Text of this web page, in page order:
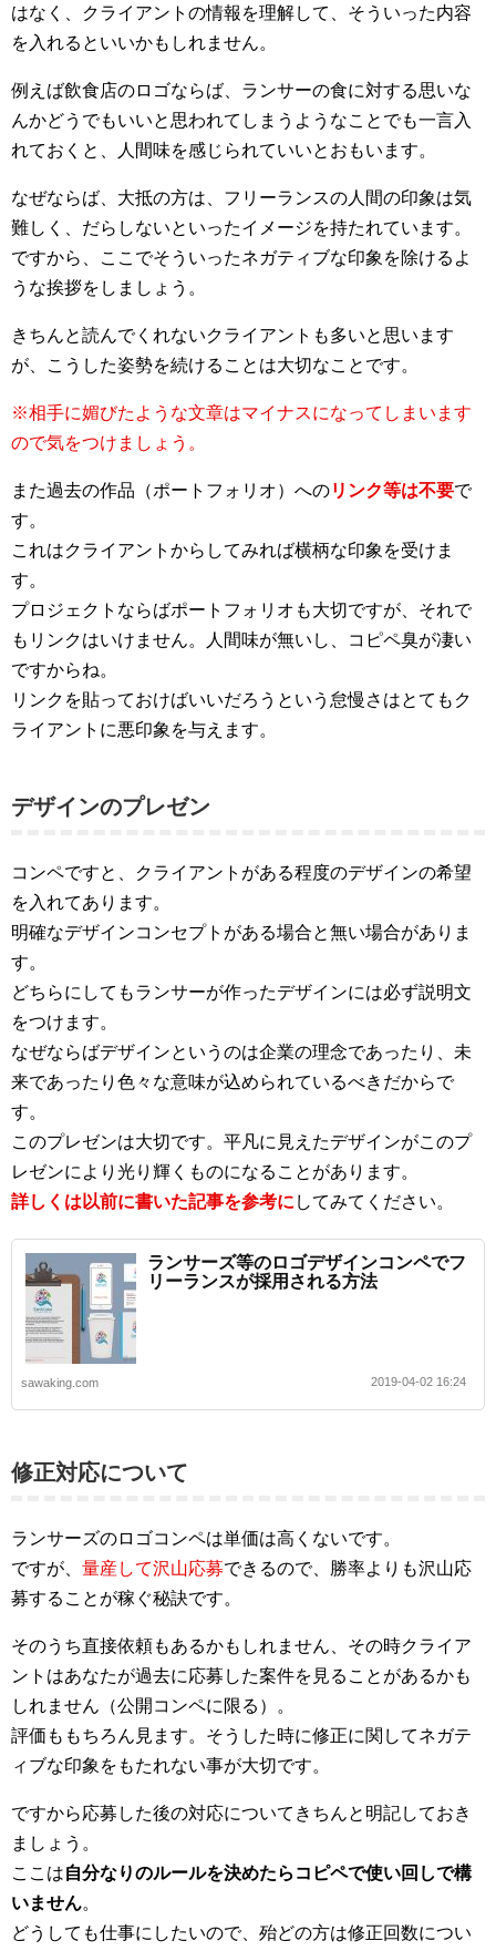
はなく、クライアントの情報を理解して、そういった内容
を入れるといいかもしれません。
例えば飲食店のロゴならば、ランサーの食に対する思いな
んかどうでもいいと思われてしまうようなことでも一言入
れておくと、人間味を感じられていいとおもいます。
なぜならば、大抵の方は、フリーランスの人間の印象は気
難しく、だらしないといったイメージを持たれています。
ですから、ここでそういったネガティブな印象を除けるよ
うな挨拶をしましょう。
きちんと読んでくれないクライアントも多いと思います
が、こうした姿勢を続けることは大切なことです。
※相手に媚びたような文章はマイナスになってしまいます
ので気をつけましょう。
また過去の作品（ポートフォリオ）へのリンク等は不要で
す。
これはクライアントからしてみれば横柄な印象を受けま
す。
プロジェクトならばポートフォリオも大切ですが、それで
もリンクはいけません。人間味が無いし、コピペ臭が凄い
ですからね。
リンクを貼っておけばいいだろうという怠慢さはとてもク
ライアントに悪印象を与えます。
デザインのプレゼン
コンペですと、クライアントがある程度のデザインの希望
を入れてあります。
明確なデザインコンセプトがある場合と無い場合がありま
す。
どちらにしてもランサーが作ったデザインには必ず説明文
をつけます。
なぜならばデザインというのは企業の理念であったり、未
来であったり色々な意味が込められているべきだからで
す。
このプレゼンは大切です。平凡に見えたデザインがこのプ
レゼンにより光り輝くものになることがあります。
詳しくは以前に書いた記事を参考に してみてください。
ランサーズ等のロゴデザインコンペでフ
リーランスが採用される方法
sawaking.com 2019-04-02 16:24
修正対応について
ランサーズのロゴコンペは単価は高くないです。
ですが、 量産して沢山応募できるので、勝率よりも沢山応
募することが稼ぐ秘訣です。
そのうち直接依頼もあるかもしれません、その時クライア
ントはあなたが過去に応募した案件を見ることがあるかも
しれません（公開コンペに限る）。
評価ももちろん見ます。そうした時に修正に関してネガテ
ィブな印象をもたれない事が大切です。
ですから応募した後の対応についてきちんと明記しておき
ましょう。
ここは自分なりのルールを決めたらコピペで使い回しで構
いません。
どうしても仕事にしたいので、殆どの方は修正回数につい